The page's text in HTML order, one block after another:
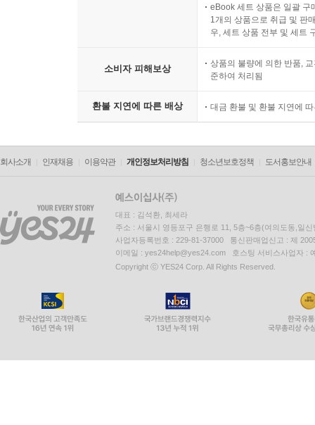
eBook 세트 상품은 일괄 구
1개의 상품으로 취급 및 판
우, 세트 상품 전부 및 세트
소비자 피해보상
상품의 불량에 의한 반품,
준하여 처리됨
환불 지연에 따른 배상 대금 환불 및 환불 지연에
회사소개 인재채용 이용약관 개인정보처리방침 청소년보호정책 도서홍보안내
대표 : 김석환, 최세라
주소 : 서울시 영등포구 은행로 11, 5층~6층(여의도동,일신
사업자등록번호 : 229-81-37000 통신판매업신고 : 제
이메일 : yes24help@yes24.com 호스팅 서비스사업자 :
Copyright ⓒ YES24 Corp. All Rights Reserved.